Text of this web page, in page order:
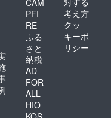
PFI
RE
ふる
さと
納税
AD
FOR
ALL
HIO
考え方
クッ
キーポ
リシー